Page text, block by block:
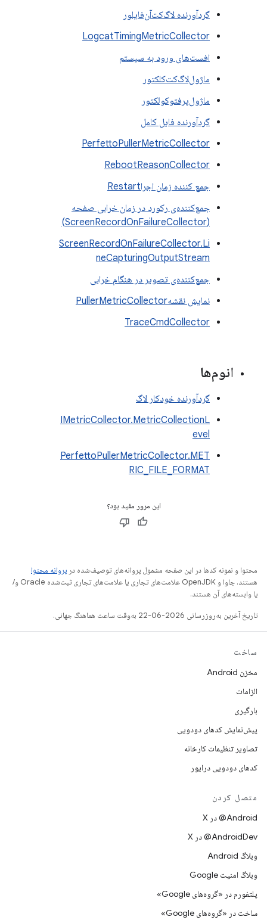
گردآورنده لاگ‌کت‌آن‌فایلور
LogcatTimingMetricCollector
افست‌های ورود به سیستم
ماژول‌لاگ‌کت‌کلکتور
ماژول‌پرفتو‌کولکتور
گردآورنده فایل کامل
PerfettoPullerMetricCollector
RebootReasonCollector
جمع کننده زمان اجراRestart
جمع‌کننده‌ی رکورد در زمان خرابی صفحه
(ScreenRecordOnFailureCollector)
ScreenRecordOnFailureCollector.Li
neCapturingOutputStream
جمع‌کننده‌ی تصویر در هنگام خرابی
نمایش نقشهPullerMetricCollector
TraceCmdCollector
انوم‌ها
گردآورنده خودکار لاگ
IMetricCollector.MetricCollectionL
evel
PerfettoPullerMetricCollector.MET
RIC_FILE_FORMAT
این مرور مفید بود؟
محتوا و نمونه کدها در این صفحه مشمول پروانه‌های توصیف‌شده در پروانه محتوا
هستند. جاوا و OpenJDK علامت‌های تجاری یا علامت‌های تجاری ثبت‌شده Oracle و/
یا وابسته‌های آن هستند.
تاریخ آخرین به‌روزرسانی 2026-06-22 به‌وقت ساعت هماهنگ جهانی.
ساخت
مخزن Android
الزامات
بارگیری
پیش‌نمایش کدهای دودویی
تصاویر تنظیمات کارخانه
کدهای دودویی درایور
متصل کردن
‫‎@Android در X
‫‎@AndroidDev در X
وبلاگ Android
وبلاگ امنیت Google
پلتفورم در «گروه‌های Google»
ساخت در «گروه‌های Google»